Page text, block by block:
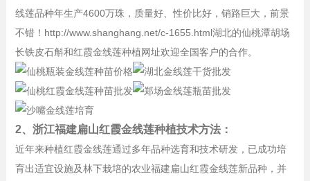
线莲品种年生产4600万珠，质量好、性价比好，销路巨大，前景
不错！http://www.shanghang.net/c-1655.html湖北的仙桃潭胡场
长铁皮石斛和红霞金线莲种植网址欢迎全国客户的合作。
2、浙江福建扁山红霞金线莲种植技术方法：
近年来种植红霞金线莲通过多年品种选育和技术研发，已成功培
育出适宜设施及林下栽培的农业福建扁山红霞金线莲新品种，并